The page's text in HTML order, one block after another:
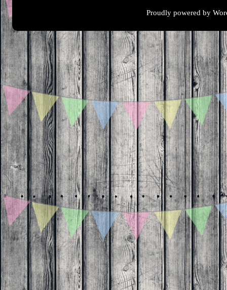
Proudly powered by